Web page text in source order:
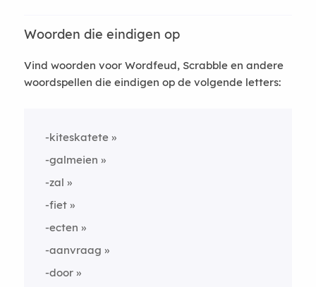
Woorden die eindigen op
Vind woorden voor Wordfeud, Scrabble en andere
woordspellen die eindigen op de volgende letters:
-kiteskatete
-galmeien
-zal
-fiet
-ecten
-aanvraag
-door